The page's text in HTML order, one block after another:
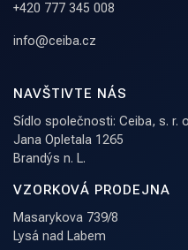
+420 777 345 008
info@ceiba.cz
NAVŠTIVTE NÁS
Sídlo společnosti: Ceiba, s. r.
Jana Opletala 1265
Brandýs n. L.
VZORKOVÁ PRODEJNA
Masarykova 739/8
Lysá nad Labem